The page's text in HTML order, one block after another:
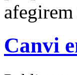
Canvi